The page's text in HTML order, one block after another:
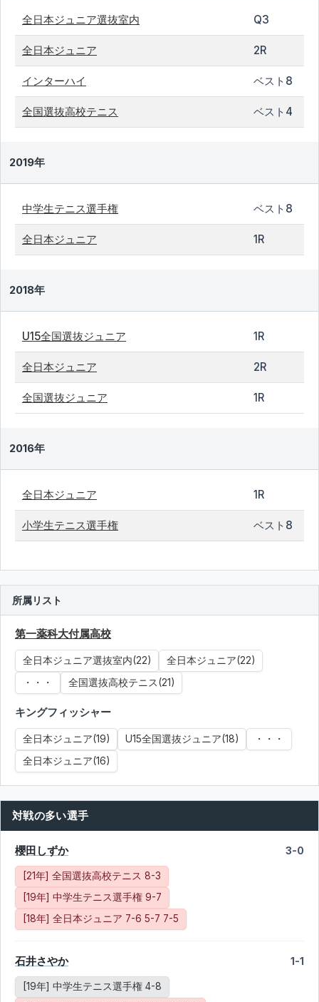
全日本ジュニア選抜室内 Q3
全日本ジュニア 2R
インターハイ ベスト8
全国選抜高校テニス ベスト4
2019年
中学生テニス選手権 ベスト8
全日本ジュニア 1R
2018年
U15全国選抜ジュニア 1R
全日本ジュニア 2R
全国選抜ジュニア 1R
2016年
全日本ジュニア 1R
小学生テニス選手権 ベスト8
所属リスト
第一薬科大付属高校
全日本ジュニア選抜室内(22)
全日本ジュニア(22)
・・・
全国選抜高校テニス(21)
キングフィッシャー
全日本ジュニア(19) U15全国選抜ジュニア(18)
・・・
全日本ジュニア(16)
対戦の多い選手
櫻田しずか 3-0
[21年] 全国選抜高校テニス 8-3
[19年] 中学生テニス選手権 9-7
[18年] 全日本ジュニア 7-6 5-7 7-5
石井さやか 1-1
[19年] 中学生テニス選手権 4-8